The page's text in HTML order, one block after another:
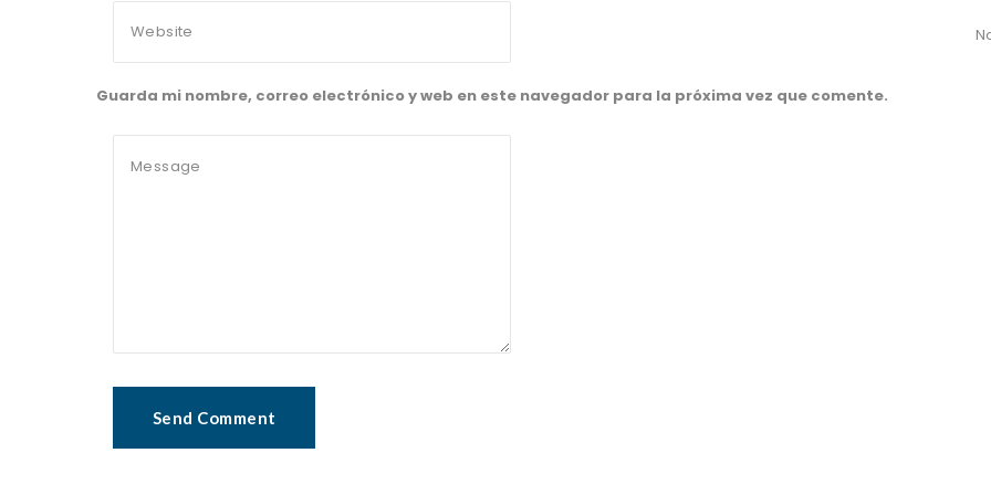
Guarda mi nombre, correo electrónico y web en este navegador para la próxima vez que comente.